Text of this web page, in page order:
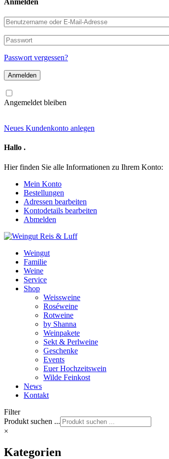
Benutzername
oder
E-
Mail-
Adresse
Passwort
Passwort vergessen?
Angemeldet bleiben
Neues Kundenkonto anlegen
Hallo .
Hier finden Sie alle Informationen zu Ihrem Konto:
Mein Konto
Bestellungen
Adressen bearbeiten
Kontodetails bearbeiten
Abmelden
Weingut
Familie
Weine
Service
Shop
Weissweine
Roséweine
Rotweine
by Shanna
Weinpakete
Sekt & Perlweine
Geschenke
Events
Euer Hochzeitswein
Wilde Feinkost
News
Kontakt
Filter
Produkt suchen ...
×
Kategorien